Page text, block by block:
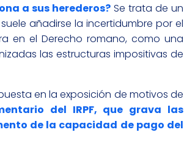
a sus herederos?Se trata de un
añadirse la incertidumbre por el
en el Derecho romano, como una
las estructuras impositivas de
en la exposición de motivos de
del IRPF, que grava las
de la capacidad de pago del